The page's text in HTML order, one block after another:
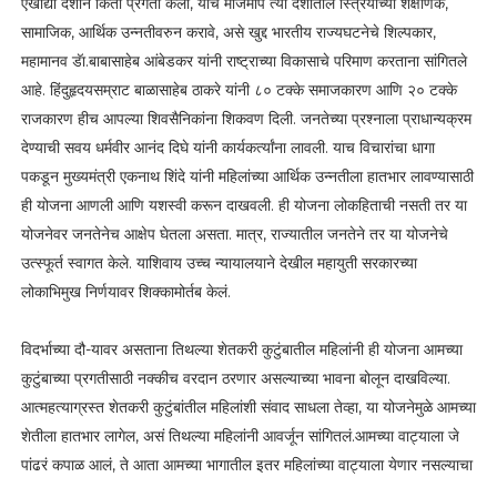
सामाजिक, आर्थिक उन्नतीवरुन करावे, असे खुद्द भारतीय राज्यघटनेचे शिल्पकार,
महामानव डॅा.बाबासाहेब आंबेडकर यांनी राष्ट्राच्या विकासाचे परिमाण करताना सांगितले
आहे. हिंदुहृदयसम्राट बाळासाहेब ठाकरे यांनी ८० टक्के समाजकारण आणि २० टक्के
राजकारण हीच आपल्या शिवसैनिकांना शिकवण दिली. जनतेच्या प्रश्नाला प्राधान्यक्रम
देण्याची सवय धर्मवीर आनंद दिघे यांनी कार्यकर्त्यांना लावली. याच विचारांचा धागा
पकडून मुख्यमंत्री एकनाथ शिंदे यांनी महिलांच्या आर्थिक उन्नतीला हातभार लावण्यासाठी
ही योजना आणली आणि यशस्वी करून दाखवली. ही योजना लोकहिताची नसती तर या
योजनेवर जनतेनेच आक्षेप घेतला असता. मात्र, राज्यातील जनतेने तर या योजनेचे
उत्स्फूर्त स्वागत केले. याशिवाय उच्च न्यायालयाने देखील महायुती सरकारच्या
लोकाभिमुख निर्णयावर शिक्कामोर्तब केलं.
विदर्भाच्या दौ-यावर असताना तिथल्या शेतकरी कुटुंबातील महिलांनी ही योजना आमच्या
कुटुंबाच्या प्रगतीसाठी नक्कीच वरदान ठरणार असल्याच्या भावना बोलून दाखविल्या.
आत्महत्याग्रस्त शेतकरी कुटुंबांतील महिलांशी संवाद साधला तेव्हा, या योजनेमुळे आमच्या
शेतीला हातभार लागेल, असं तिथल्या महिलांनी आवर्जून सांगितलं.आमच्या वाट्याला जे
पांढरं कपाळ आलं, ते आता आमच्या भागातील इतर महिलांच्या वाट्याला येणार नसल्याचा